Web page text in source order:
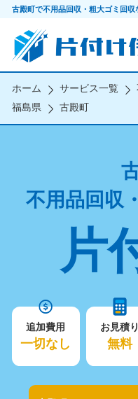
古殿町で不用品回収・粗大ゴミ回収
ホーム サービス一覧
福島県
古殿町
不用品回収
片
追加費用
一切なし
お見積り
無料